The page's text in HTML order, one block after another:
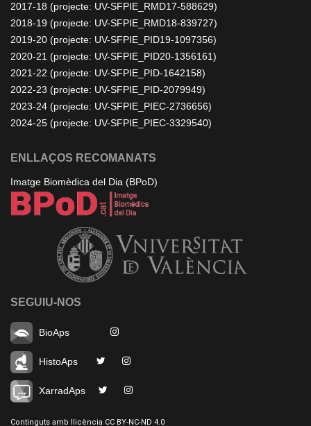
2017-18 (projecte: UV-SFPIE_RMD17-588629)
2018-19 (projecte: UV-SFPIE_RMD18-839727)
2019-20 (projecte: UV-SFPIE_PID19-1097356)
2020-21 (projecte: UV-SFPIE_PID20-1356161)
2021-22 (projecte: UV-SFPIE_PID-1642158)
2022-23 (projecte: UV-SFPIE_PID-2079949)
2023-24 (projecte: UV-SFPIE_PIEC-2736656)
2024-25 (projecte: UV-SFPIE_PIEC-3329540)
ENLLAÇOS RECOMANATS
Imatge Biomèdica del Dia (BPoD)
SEGUIU-NOS
BioAps
HistoAps
XarradAps
Continguts amb llicència CC BY-NC-ND 4.0